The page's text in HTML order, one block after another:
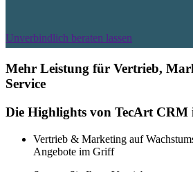
Unverbindlich beraten lassen
Mehr Leistung für Vertrieb,
Service
Die Highlights von TecArt CRM
Vertrieb & Marketing auf
Angebote im Griff